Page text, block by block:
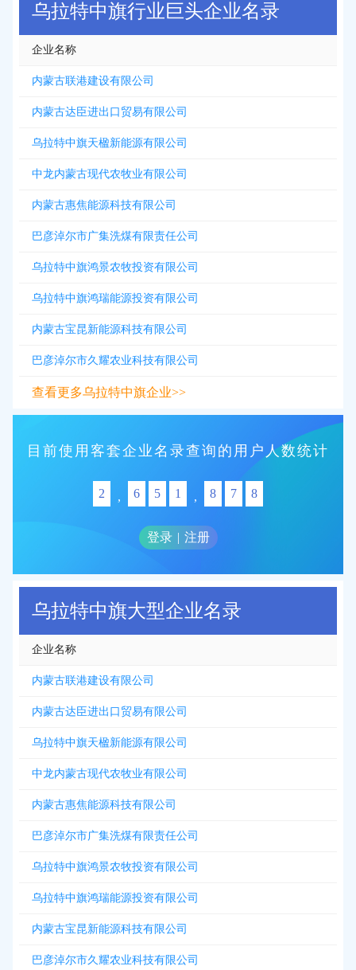
乌拉特中旗行业巨头企业名录
企业名称
内蒙古联港建设有限公司
内蒙古达臣进出口贸易有限公司
乌拉特中旗天楹新能源有限公司
中龙内蒙古现代农牧业有限公司
内蒙古惠焦能源科技有限公司
巴彦淖尔市广集洗煤有限责任公司
乌拉特中旗鸿景农牧投资有限公司
乌拉特中旗鸿瑞能源投资有限公司
内蒙古宝昆新能源科技有限公司
巴彦淖尔市久耀农业科技有限公司
查看更多乌拉特中旗企业>>
目前使用客套企业名录查询的用户人数统计
2 , 6 5 1 , 8 7 8
登录 | 注册
乌拉特中旗大型企业名录
企业名称
内蒙古联港建设有限公司
内蒙古达臣进出口贸易有限公司
乌拉特中旗天楹新能源有限公司
中龙内蒙古现代农牧业有限公司
内蒙古惠焦能源科技有限公司
巴彦淖尔市广集洗煤有限责任公司
乌拉特中旗鸿景农牧投资有限公司
乌拉特中旗鸿瑞能源投资有限公司
内蒙古宝昆新能源科技有限公司
巴彦淖尔市久耀农业科技有限公司